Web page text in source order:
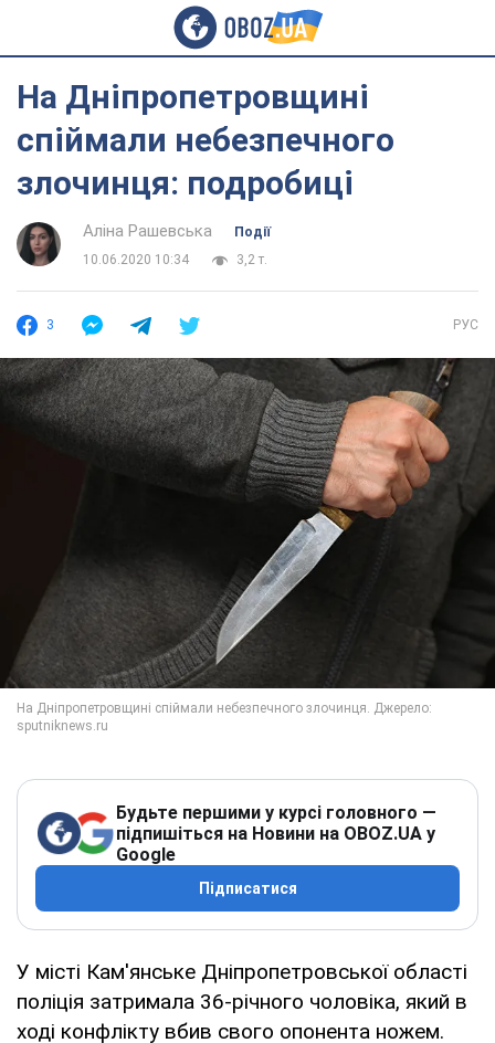
На Дніпропетровщині
спіймали небезпечного
злочинця: подробиці
Аліна Рашевська
Події
10.06.2020 10:34
3,2 т.
3 РУС
Будьте першими у курсі головного —
підпишіться на Новини на OBOZ.UA у
Google
Підписатися
У місті Кам'янське Дніпропетровської області
поліція затримала 36-річного чоловіка, який в
ході конфлікту вбив свого опонента ножем.